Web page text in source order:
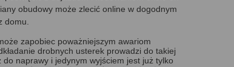
obudowy może zlecić online w dogodnym
domu.
zapobiec poważniejszym awariom
drobnych usterek prowadzi do takiej
naprawy i jedynym wyjściem jest już tylko